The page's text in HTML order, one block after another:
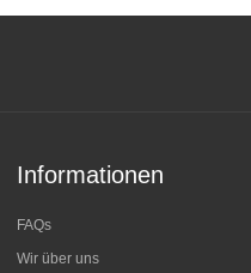
Informationen
FAQs
Wir über uns